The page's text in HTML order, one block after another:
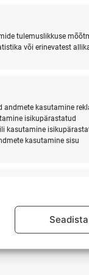
tulemuslikkuse
või erinevatest
andmete kasutamine
isikupärastatud
kasutamine
kasutamine sisu
põhjal.
Eraelu
Seadista
1
event,
31
Kalipsod